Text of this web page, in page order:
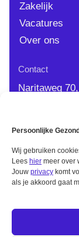
Persoonlijke
Wij gebruiken
Lees hier meer over
Jouw privacy komt
als je akkoord gaat
Zakelijk
Vacatures
Over ons
Contact
Naritaweg
0900 - 44 77